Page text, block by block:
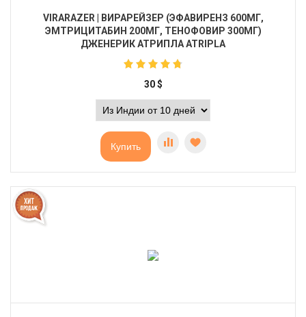
VIRARAZER | ВИРАРЕЙЗЕР (ЭФАВИРЕНЗ 600МГ,
ЭМТРИЦИТАБИН 200МГ, ТЕНОФОВИР 300МГ)
ДЖЕНЕРИК АТРИПЛА ATRIPLA
30 $
Купить